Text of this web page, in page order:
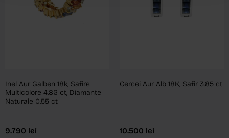
Inel Aur Galben 18k, Safire
Multicolore 4.86 ct, Diamante
Naturale 0.55 ct
9.790 lei
Cercei Aur Alb 18K, Safir 3.85 ct
10.500 lei